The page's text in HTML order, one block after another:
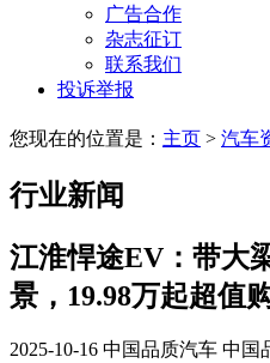
广告合作
杂志征订
联系我们
投诉举报
您现在的位置是： 主页 > 汽车
行业新闻
江淮悍途EV：带大
景，19.98万起超值
2025-10-16 中国品质汽车 中国